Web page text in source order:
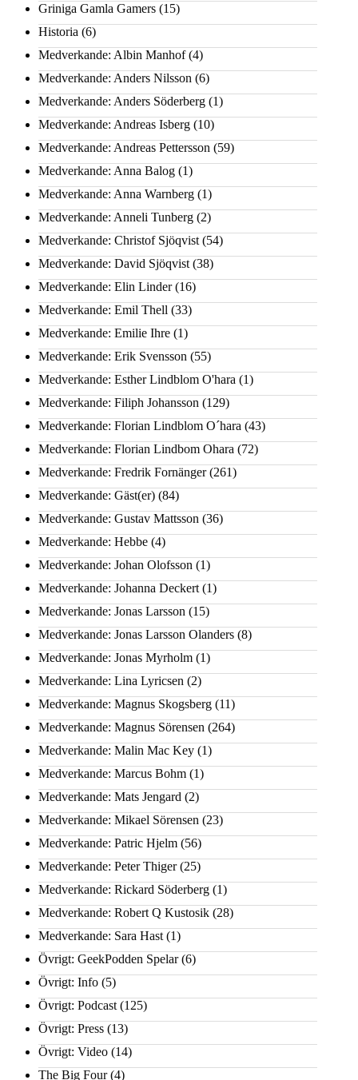
Griniga Gamla Gamers (15)
Historia (6)
Medverkande: Albin Manhof(4)
Medverkande: Anders Nilsson (6)
Medverkande: Anders Söderberg (1)
Medverkande: Andreas Isberg (10)
Medverkande: Andreas Pettersson (59)
Medverkande: Anna Balog (1)
Medverkande: Anna Warnberg (1)
Medverkande: Anneli Tunberg (2)
Medverkande: Christof Sjöqvist (54)
Medverkande: David Sjöqvist (38)
Medverkande: Elin Linder(16)
Medverkande: Emil Thell (33)
Medverkande: Emilie Ihre (1)
Medverkande: Erik Svensson (55)
Medverkande: Esther Lindblom O'hara (1)
Medverkande: Filiph Johansson (129)
Medverkande: Florian Lindblom O´hara (43)
Medverkande: Florian Lindbom Ohara (72)
Medverkande: Fredrik Fornänger(261)
Medverkande: Gäst(er) (84)
Medverkande: Gustav Mattsson (36)
Medverkande: Hebbe (4)
Medverkande: Johan Olofsson (1)
Medverkande: Johanna Deckert (1)
Medverkande: Jonas Larsson (15)
Medverkande: Jonas Larsson Olanders (8)
Medverkande: Jonas Myrholm (1)
Medverkande: Lina Lyricsen (2)
Medverkande: Magnus Skogsberg (11)
Medverkande: Magnus Sörensen (264)
Medverkande: Malin Mac Key (1)
Medverkande: Marcus Bohm (1)
Medverkande: Mats Jengard (2)
Medverkande: Mikael Sörensen (23)
Medverkande: Patric Hjelm (56)
Medverkande: Peter Thiger(25)
Medverkande: Rickard Söderberg (1)
Medverkande: Robert Q Kustosik (28)
Medverkande: Sara Hast (1)
Övrigt: GeekPodden Spelar(6)
Övrigt: Info (5)
Övrigt: Podcast (125)
Övrigt: Press (13)
Övrigt: Video (14)
The Big Four(4)